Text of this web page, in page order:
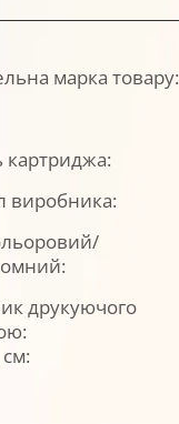
марка товару:
виробника:
друкуючого